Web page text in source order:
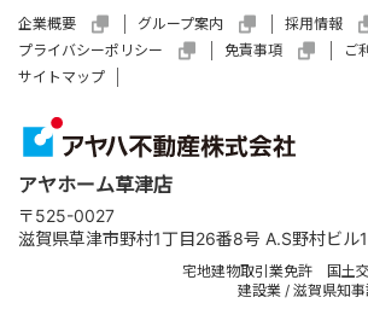
個人情報の収集にあたっては適法
段を用います。また、お客様にご
個人情報は、明示した利用目的の
以外に利用することはありません。
情報・サービスの提供は、お客様から
ありましたら、取り止めさせていただき
●個人情報の提供
企業概要 グループ案内
採用情報
プライバシーポリシー
免責事項
ご
サイトマップ
アヤホーム草津店
〒525-0027
滋賀県草津市野村1丁目26番8号 A.S野村ビル
宅地建物取引業免許 国土
建設業 / 滋賀県知